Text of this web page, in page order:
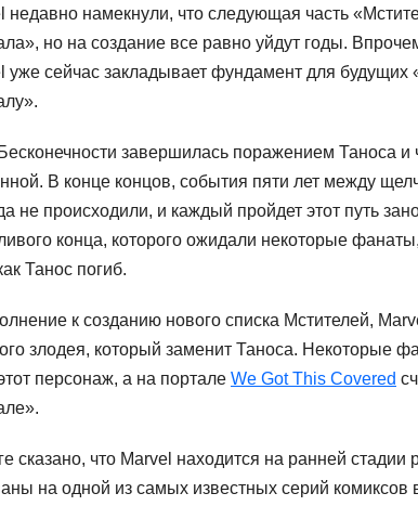
недавно намекнули, что следующая часть
но на создание все равно уйдут годы.
уже сейчас закладывает фундамент для
завершилась поражением Таноса
В конце концов, события пяти лет между
не происходили, и каждый пройдет этот путь
конца, которого ожидали некоторые
Танос погиб.
к созданию нового списка Мстителей,
злодея, который заменит Таноса. Некоторые
персонаж, а на портале We Got This Covered
сказано, что Marvel находится на ранней
на одной из самых известных серий комиксов